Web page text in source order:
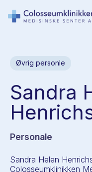
Øvrig personle
Sandra
Personale
Sandra Helen
Colosseumklinikken